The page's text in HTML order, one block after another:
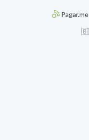
Pagar.me